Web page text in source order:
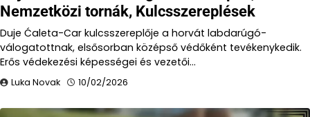
Nemzetközi tornák, Kulcsszereplések
Duje Ćaleta-Car kulcsszereplője a horvát labdarúgó-
válogatottnak, elsősorban középső védőként tevékenykedik.
Erős védekezési képességei és vezetői…
Luka Novak 10/02/2026